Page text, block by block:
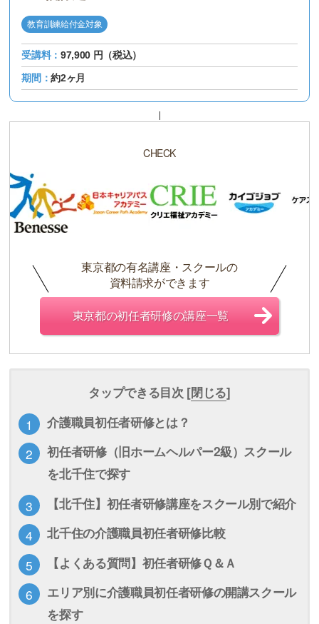
教育訓練給付金対象
受講料：97,900 円（税込）
期間：約2ヶ月
CHECK
東京都の有名講座・スクールの
資料請求ができます
東京都の初任者研修の講座一覧
タップできる目次 [閉じる]
介護職員初任者研修とは？
初任者研修（旧ホームヘルパー2級）スクール
を北千住で探す
【北千住】初任者研修講座をスクール別で紹介
北千住の介護職員初任者研修比較
【よくある質問】初任者研修Ｑ＆Ａ
エリア別に介護職員初任者研修の開講スクール
を探す